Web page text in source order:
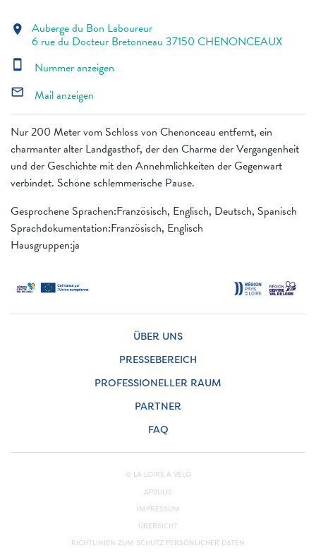
Nur 200 Meter vom Schloss von Chenonceau entfernt, ein
charmanter alter Landgasthof, der den Charme der Vergangenheit
und der Geschichte mit den Annehmlichkeiten der Gegenwart
verbindet. Schöne schlemmerische Pause.
Gesprochene Sprachen:Französisch, Englisch, Deutsch, Spanisch
Sprachdokumentation:Französisch, Englisch
Hausgruppen:ja
location_on Auberge du Bon Laboureur
6 rue du Docteur Bretonneau 37150 CHENONCEAUX
smartphone Nummer anzeigen
mail_outline Mail anzeigen
ÜBER UNS
PRESSEBEREICH
PROFESSIONELLER RAUM
PARTNER
FAQ
© LA LOIRE À VÉLO
APSULIS
IMPRESSUM
ÜBERSICHT
RICHTLINIEN ZUM SCHUTZ PERSÖNLICHER DATEN